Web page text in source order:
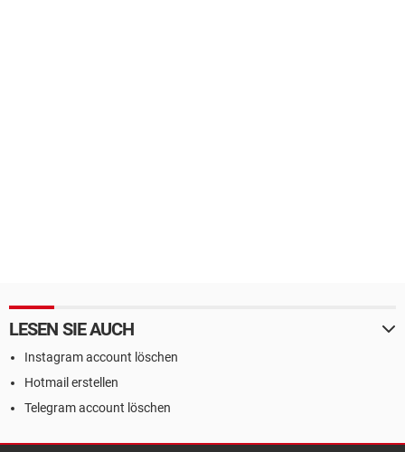
LESEN SIE AUCH
Instagram account löschen
Hotmail erstellen
Telegram account löschen